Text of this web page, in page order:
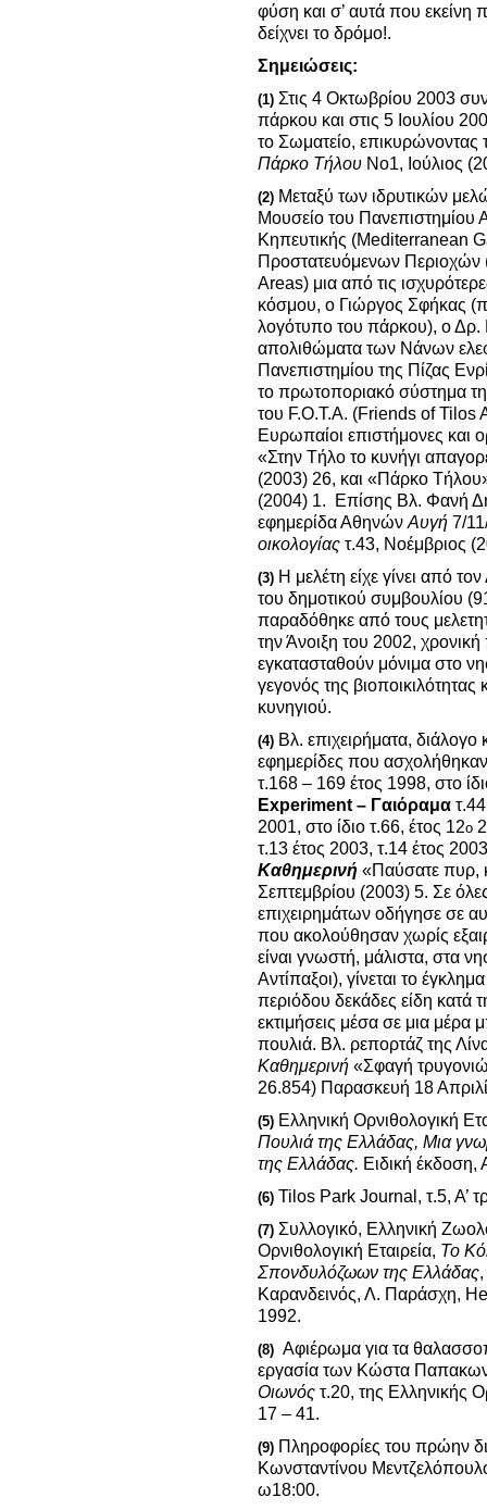
φύση και σ’ αυτά που εκείνη
δείχνει το δρόμο!.
Σημειώσεις:
(1) Στις 4 Οκτωβρίου 2003
πάρκου και στις 5 Ιουλίου
το Σωματείο, επικυρώνοντας
Πάρκο Τήλου Νο1, Ιούλιος
(2) Μεταξύ των ιδρυτικών
Μουσείο του Πανεπιστημίου
Κηπευτικής (Mediterranean
Προστατευόμενων
Areas) μια από τις
κόσμου, ο Γιώργος Σφήκας
λογότυπο του πάρκου), ο Δρ.
απολιθώματα των Νάνων
Πανεπιστημίου της Πίζας
το πρωτοποριακό σύστημα
του F.O.T.A. (Friends of Tilos
Ευρωπαίοι επιστήμονες και
«Στην Τήλο το κυνήγι
(2003) 26, και «Πάρκο
(2004) 1. Επίσης Βλ. Φανή
εφημερίδα Αθηνών Αυγή 7/
οικολογίας τ.43, Νοέμβριος
(3) Η μελέτη είχε γίνει από
του δημοτικού συμβουλίου
παραδόθηκε από τους
την Άνοιξη του 2002,
εγκατασταθούν μόνιμα στο
γεγονός της
κυνηγιού.
(4) Βλ. επιχειρήματα, διάλογο
εφημερίδες που
τ.168 – 169 έτος 1998, στο
Experiment – Γαιόραμα
2001, στο ίδιο τ.66, έτος 12ο
τ.13 έτος 2003, τ.14 έτος
Καθημερινή «Παύσατε πυρ,
Σεπτεμβρίου (2003) 5. Σε
επιχειρημάτων οδήγησε σε
που ακολούθησαν χωρίς
είναι γνωστή, μάλιστα, στα
Αντίπαξοι), γίνεται το
περιόδου δεκάδες είδη κατά
εκτιμήσεις μέσα σε μια
πουλιά. Βλ. ρεπορτάζ της
Καθημερινή «Σφαγή
26.854) Παρασκευή 18
(5) Ελληνική Ορνιθολογική
Πουλιά της Ελλάδας, Μια
της Ελλάδας. Ειδική
(6) Tilos Park Journal, τ.5, Α’
(7) Συλλογικό, Ελληνική
Ορνιθολογική Εταιρεία, Το
Σπονδυλόζωων της Ελλάδας
Καρανδεινός, Λ. Παράσχη,
1992.
(8) Αφιέρωμα για τα
εργασία των Κώστα
Οιωνός τ.20, της Ελληνικής
17 – 41.
(9) Πληροφορίες του πρώην
Κωνσταντίνου
ω18:00.